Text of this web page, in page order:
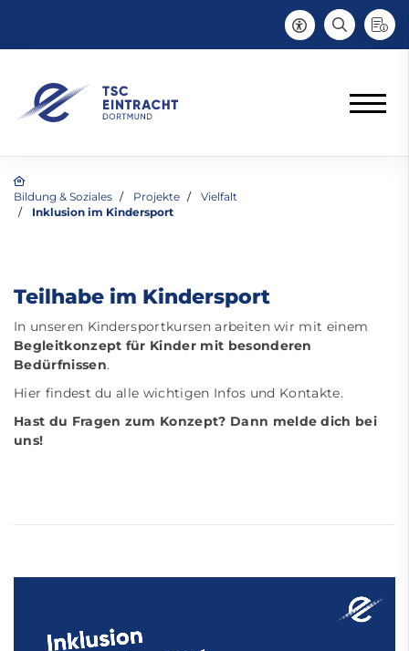
Bildung & Soziales Projekte
Vielfalt
Inklusion im Kindersport
Teilhabe im Kindersport
In unseren Kindersportkursen arbeiten wir mit einem
Begleitkonzept für Kinder mit besonderen
Bedürfnissen.
Hier findest du alle wichtigen Infos und Kontakte.
Hast du Fragen zum Konzept? Dann melde dich bei
uns!